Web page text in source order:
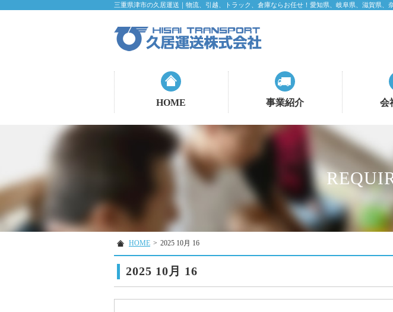
三重県津市の久居運送｜物流、引越、トラック、倉庫ならお任せ！愛知県、岐阜県、滋賀県、
HOME 事業紹介 会
HOME > 2025 10月 16
2025 10月 16